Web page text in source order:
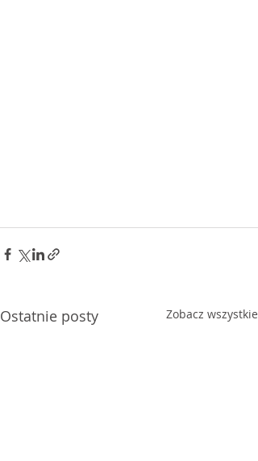
Ostatnie posty Zobacz wszystkie